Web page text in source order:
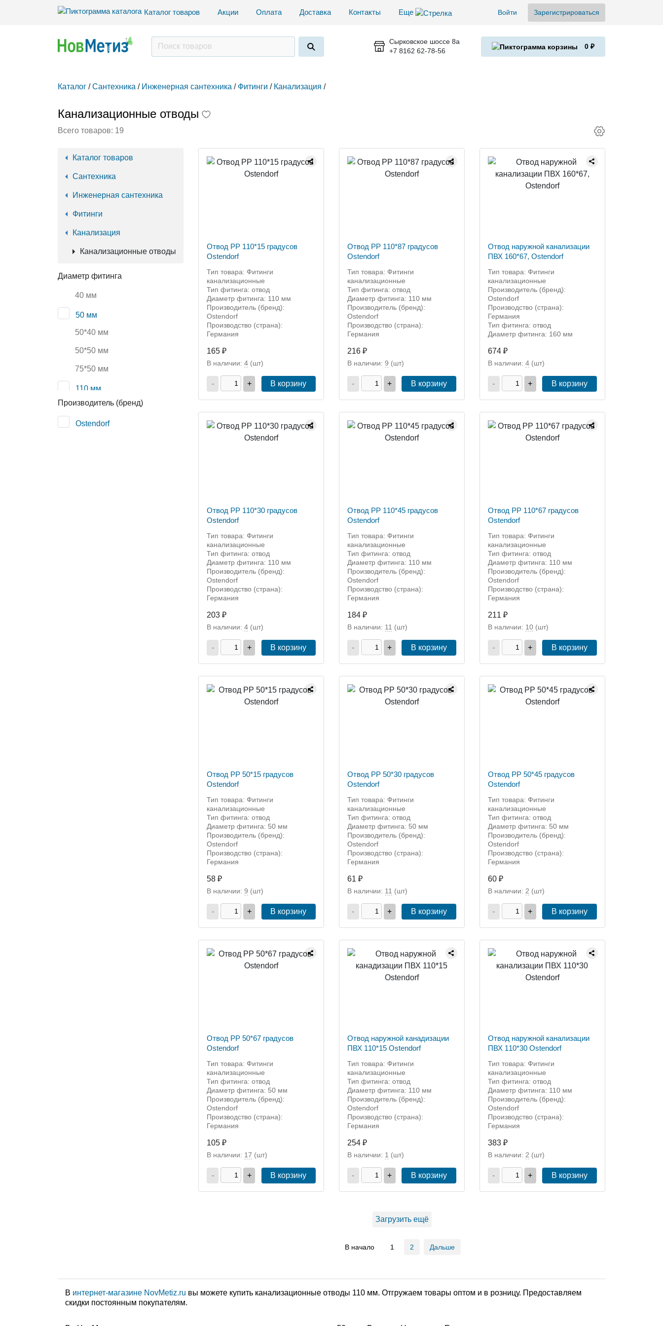
Каталог товаров Акции Оплата Доставка Контакты Еще Войти Зарегистрироваться
Сырковское шоссе 8а
+7 8162 62-78-56
0 ₽
Каталог / Сантехника / Инженерная сантехника / Фитинги / Канализация /
Канализационные отводы
Всего товаров: 19
Каталог товаров
Сантехника
Инженерная сантехника
Фитинги
Канализация
Канализационные отводы
Диаметр фитинга
40 мм
50 мм
50*40 мм
50*50 мм
75*50 мм
110 мм
160 мм
160*110 мм
Производитель (бренд)
Ostendorf
Отвод PP 110*15 градусов
Ostendorf
Тип товара: Фитинги
канализационные
Тип фитинга: отвод
Диаметр фитинга: 110 мм
Производитель (бренд):
Ostendorf
Производство (страна):
Германия
165 ₽
В наличии: 4 (шт)
- + В корзину
Отвод PP 110*87 градусов
Ostendorf
Тип товара: Фитинги
канализационные
Тип фитинга: отвод
Диаметр фитинга: 110 мм
Производитель (бренд):
Ostendorf
Производство (страна):
Германия
216 ₽
В наличии: 9 (шт)
- + В корзину
Отвод наружной канализации
ПВХ 160*67, Ostendorf
Тип товара: Фитинги
канализационные
Производитель (бренд):
Ostendorf
Производство (страна):
Германия
Тип фитинга: отвод
Диаметр фитинга: 160 мм
674 ₽
В наличии: 4(шт)
- + В корзину
Отвод PP 110*30 градусов
Ostendorf
Тип товара: Фитинги
канализационные
Тип фитинга: отвод
Диаметр фитинга: 110 мм
Производитель (бренд):
Ostendorf
Производство (страна):
Германия
203 ₽
В наличии: 4 (шт)
- + В корзину
Отвод PP 110*45 градусов
Ostendorf
Тип товара: Фитинги
канализационные
Тип фитинга: отвод
Диаметр фитинга: 110 мм
Производитель (бренд):
Ostendorf
Производство (страна):
Германия
184 ₽
В наличии: 11 (шт)
- + В корзину
Отвод PP 110*67 градусов
Ostendorf
Тип товара: Фитинги
канализационные
Тип фитинга: отвод
Диаметр фитинга: 110 мм
Производитель (бренд):
Ostendorf
Производство (страна):
Германия
211 ₽
В наличии: 10(шт)
- + В корзину
Отвод PP 50*15 градусов
Ostendorf
Тип товара: Фитинги
канализационные
Тип фитинга: отвод
Диаметр фитинга: 50 мм
Производитель (бренд):
Ostendorf
Производство (страна):
Германия
58 ₽
В наличии: 9 (шт)
- + В корзину
Отвод PP 50*30 градусов
Ostendorf
Тип товара: Фитинги
канализационные
Тип фитинга: отвод
Диаметр фитинга: 50 мм
Производитель (бренд):
Ostendorf
Производство (страна):
Германия
61 ₽
В наличии: 11 (шт)
- + В корзину
Отвод PP 50*45 градусов
Ostendorf
Тип товара: Фитинги
канализационные
Тип фитинга: отвод
Диаметр фитинга: 50 мм
Производитель (бренд):
Ostendorf
Производство (страна):
Германия
60 ₽
В наличии: 2 (шт)
- + В корзину
Отвод PP 50*67 градусов
Ostendorf
Тип товара: Фитинги
канализационные
Тип фитинга: отвод
Диаметр фитинга: 50 мм
Производитель (бренд):
Ostendorf
Производство (страна):
Германия
105 ₽
В наличии: 17 (шт)
- + В корзину
Отвод наружной канадизации
ПВХ 110*15 Ostendorf
Тип товара: Фитинги
канализационные
Тип фитинга: отвод
Диаметр фитинга: 110 мм
Производитель (бренд):
Ostendorf
Производство (страна):
Германия
254 ₽
В наличии: 1 (шт)
- + В корзину
Отвод наружной канализации
ПВХ 110*30 Ostendorf
Тип товара: Фитинги
канализационные
Тип фитинга: отвод
Диаметр фитинга: 110 мм
Производитель (бренд):
Ostendorf
Производство (страна):
Германия
383 ₽
В наличии: 2 (шт)
- + В корзину
Загрузить ещё
В начало 1 2 Дальше
В интернет-магазине NovMetiz.ru вы можете купить канализационные отводы 110 мм. Отгружаем товары оптом и в розницу. Предоставляем
скидки постоянным покупателям.